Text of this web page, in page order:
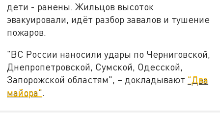
дети - ранены. Жильцов высоток
эвакуировали, идёт разбор завалов и тушение
пожаров.
"ВС России наносили удары по Черниговской,
Днепропетровской, Сумской, Одесской,
Запорожской областям", – докладывают "Два
майора".